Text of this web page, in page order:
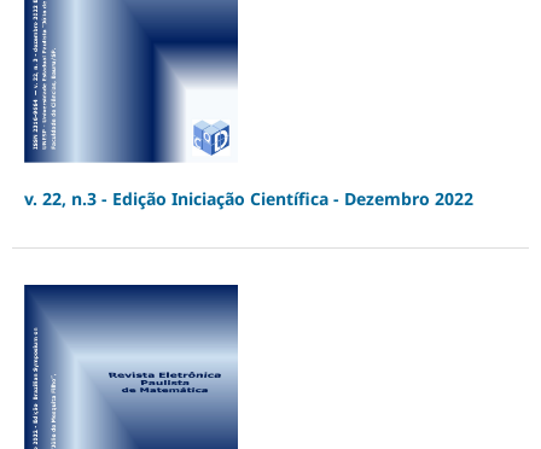
v. 22, n.3 - Edição Iniciação Científica - Dezembro 2022